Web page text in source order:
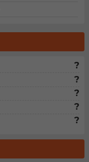
?
?
?
?
?